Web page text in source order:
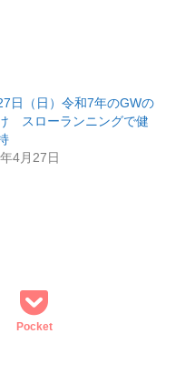
日（日）令和7年のGWの
スローランニングで健
4月27日
Pocket